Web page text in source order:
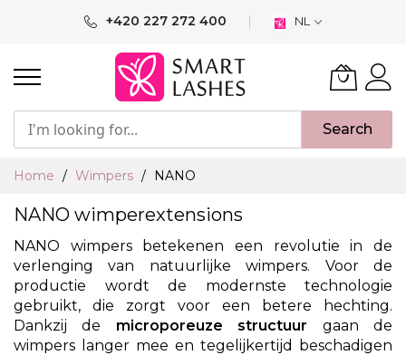
inhoud
+420 227 272 400 NL
Search
Home Wimpers NANO
NANO wimperextensions
NANO wimpers betekenen een revolutie in de
verlenging van natuurlijke wimpers. Voor de
productie wordt de modernste technologie
gebruikt, die zorgt voor een betere hechting.
Dankzij de microporeuze structuur gaan de
wimpers langer mee en tegelijkertijd beschadigen